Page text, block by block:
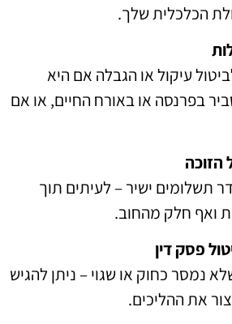
הכלכלית שלך.
עיקול או הגבלה אם היא
בפרנסה או באורח החיים, או אם
הזוכה
תשלומים ישיר – לעיתים תוך
ואף חלק מהחוב.
פסק דין
נמסר כחוק או שגוי – ניתן להגיש
את ההליכים.